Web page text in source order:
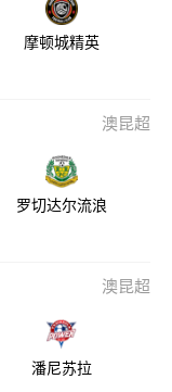
摩顿城精英
澳昆超
罗切达尔流浪
澳昆超
潘尼苏拉